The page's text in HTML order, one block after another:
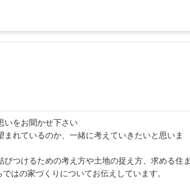
いをお聞かせ下さい
れているのか、一緒に考えていきたいと思いま
びつけるための考え方や土地の捉え方、求める住ま
はの家づくりについてお伝えしています。